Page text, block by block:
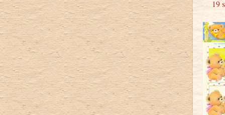
19